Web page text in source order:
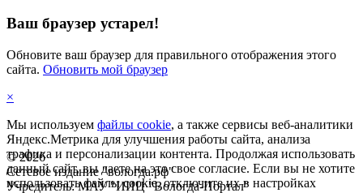
©2026
Сетевое издание "вологда.рф"
Учредитель: МАУ "ИИЦ "Вологда-Портал"
Ваш браузер устарел!
Обновите ваш браузер для правильного отображения этого
сайта. Обновить мой браузер
×
Мы используем файлы cookie, а также сервисы веб-аналитики
Яндекс.Метрика для улучшения работы сайта, анализа
трафика и персонализации контента. Продолжая использовать
данный сайт, вы даете на это свое согласие. Если вы не хотите
использовать файлы cookie, отключите их в настройках